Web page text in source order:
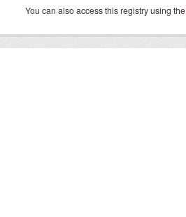
You can also access this registry using the